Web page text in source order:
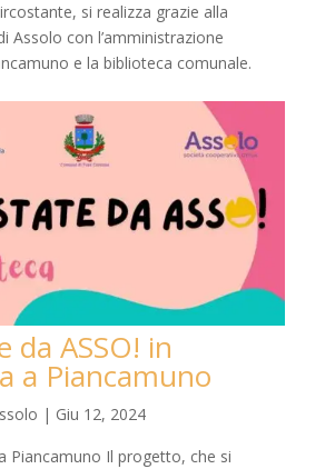
si realizza grazie alla
Assolo con l’amministrazione
e la biblioteca comunale.
da ASSO! in
a Piancamuno
| Giu 12, 2024
a Piancamuno Il progetto, che si